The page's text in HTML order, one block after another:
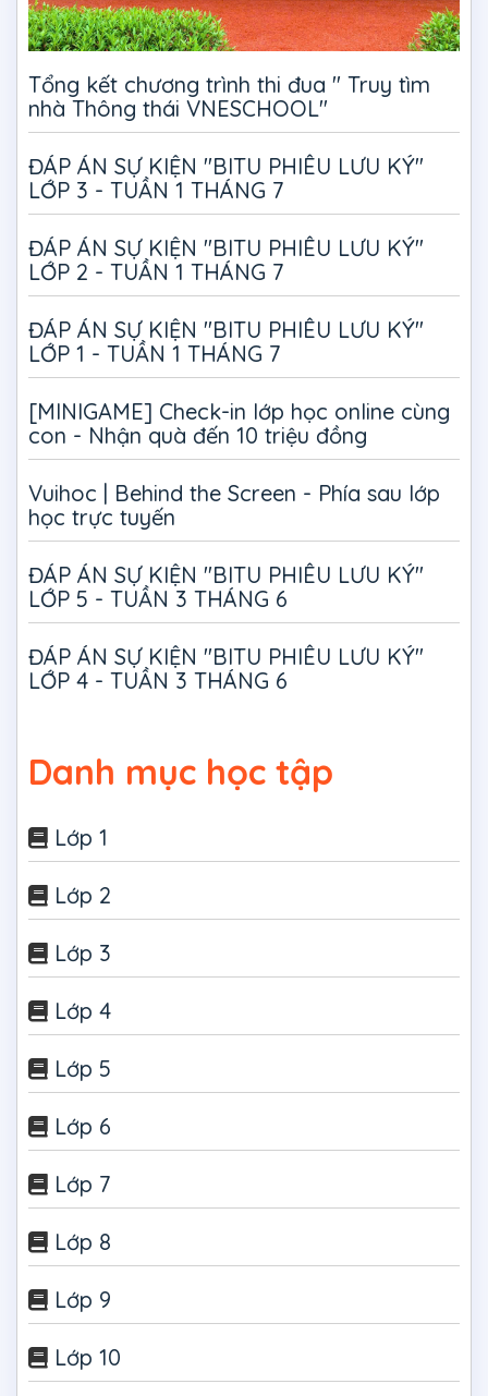
Tổng kết chương trình thi đua " Truy tìm
nhà Thông thái VNESCHOOL"
ĐÁP ÁN SỰ KIỆN "BITU PHIÊU LƯU KÝ"
LỚP 3 - TUẦN 1 THÁNG 7
ĐÁP ÁN SỰ KIỆN "BITU PHIÊU LƯU KÝ"
LỚP 2 - TUẦN 1 THÁNG 7
ĐÁP ÁN SỰ KIỆN "BITU PHIÊU LƯU KÝ"
LỚP 1 - TUẦN 1 THÁNG 7
[MINIGAME] Check-in lớp học online cùng
con - Nhận quà đến 10 triệu đồng
Vuihoc | Behind the Screen - Phía sau lớp
học trực tuyến
ĐÁP ÁN SỰ KIỆN "BITU PHIÊU LƯU KÝ"
LỚP 5 - TUẦN 3 THÁNG 6
ĐÁP ÁN SỰ KIỆN "BITU PHIÊU LƯU KÝ"
LỚP 4 - TUẦN 3 THÁNG 6
Danh mục học tập
Lớp 1
Lớp 2
Lớp 3
Lớp 4
Lớp 5
Lớp 6
Lớp 7
Lớp 8
Lớp 9
Lớp 10